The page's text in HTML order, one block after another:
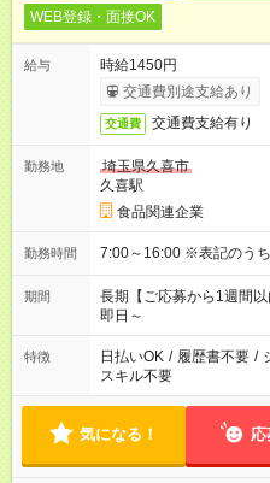
WEB登録・面接OK
給与
時給1450円
交通費別途支給あり
交通費 交通費支給有り
勤務地
埼玉県久喜市
久喜駅
食品関連企業
勤務時間 7:00～16:00 ※表
期間
長期【ご応募から1週間
即日～
特徴 日払いOK / 履歴書不要 /
スキル不要
気になる！ 応